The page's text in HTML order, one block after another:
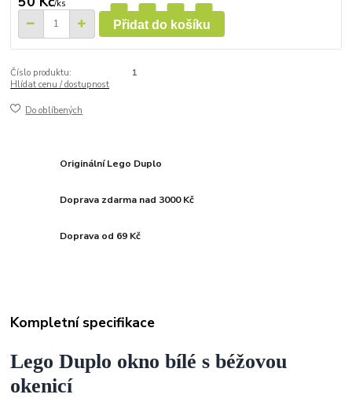
/ks
Přidat do košíku
Číslo produktu:
1
Hlídat cenu / dostupnost
Do oblíbených
Originální Lego Duplo
Doprava zdarma nad 3000 Kč
Doprava od 69 Kč
Kompletní specifikace
Lego Duplo okno bílé s béžovou
okenicí